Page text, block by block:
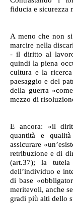
fiducia e sicurezza
A meno che non
marcire nella
- il diritto al
quindi la piena
cultura e la
paesaggio e del
della guerra
mezzo di
E ancora: «il
quantità e
assicurare
retribuzione e di
(art.37); la tutela
dell’individuo e
di base
meritevoli, anche
gradi più alti dello